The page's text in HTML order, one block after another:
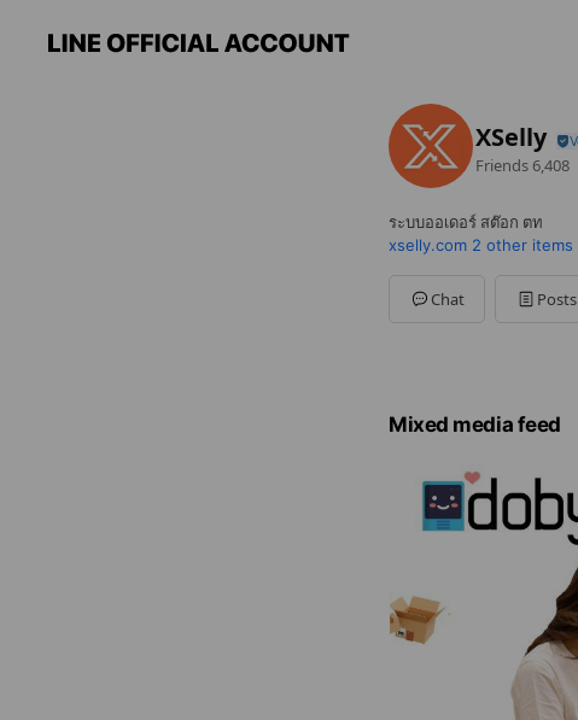
XSelly
Friends 6,408
ระบบออเดอร์ สต๊อก ตท
xselly.com 2 other items
Chat Posts
Mixed media feed